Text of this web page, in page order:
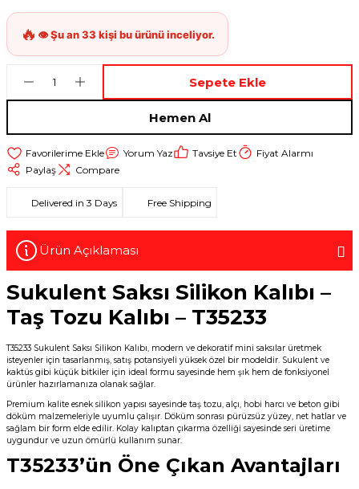
Sepete Ekle
Hemen Al
Yorum Yaz Tavsiye Et
Fiyat Alarmı
Paylaş
Compare
Delivered in 3 Days Free Shipping
Ürün Açıklaması
Sukulent Saksı Silikon Kalıbı –
Taş Tozu Kalıbı – T35233
T35233 Sukulent Saksı Silikon Kalıbı, modern ve dekoratif mini saksılar üretmek
isteyenler için tasarlanmış, satış potansiyeli yüksek özel bir modeldir. Sukulent ve
kaktüs gibi küçük bitkiler için ideal formu sayesinde hem şık hem de fonksiyonel
ürünler hazırlamanıza olanak sağlar.
Premium kalite esnek silikon yapısı sayesinde taş tozu, alçı, hobi harcı ve beton gibi
döküm malzemeleriyle uyumlu çalışır. Döküm sonrası pürüzsüz yüzey, net hatlar ve
sağlam bir form elde edilir. Kolay kalıptan çıkarma özelliği sayesinde seri üretime
uygundur ve uzun ömürlü kullanım sunar.
T35233’ün Öne Çıkan Avantajları